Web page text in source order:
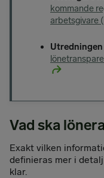
kommande
arbetsgivare
Vad ska
Exakt vilken
definieras mer i
klar.